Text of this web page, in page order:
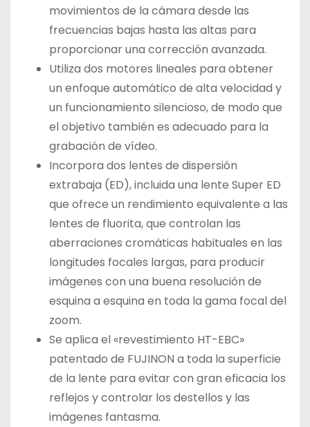
movimientos de la cámara desde las
frecuencias bajas hasta las altas para
proporcionar una corrección avanzada.
Utiliza dos motores lineales para obtener
un enfoque automático de alta velocidad y
un funcionamiento silencioso, de modo que
el objetivo también es adecuado para la
grabación de vídeo.
Incorpora dos lentes de dispersión
extrabaja (ED), incluida una lente Super ED
que ofrece un rendimiento equivalente a las
lentes de fluorita, que controlan las
aberraciones cromáticas habituales en las
longitudes focales largas, para producir
imágenes con una buena resolución de
esquina a esquina en toda la gama focal del
zoom.
Se aplica el «revestimiento HT-EBC»
patentado de FUJINON a toda la superficie
de la lente para evitar con gran eficacia los
reflejos y controlar los destellos y las
imágenes fantasma.